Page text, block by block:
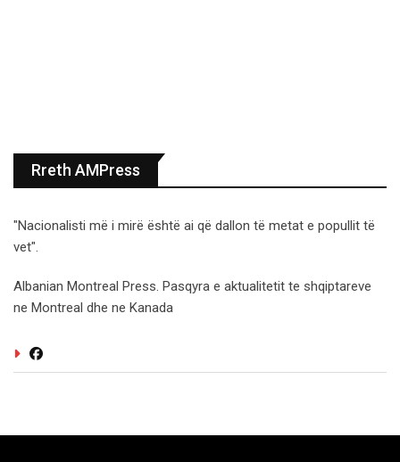
Rreth AMPress
"Nacionalisti më i mirë është ai që dallon të metat e popullit të
vet".
Albanian Montreal Press. Pasqyra e aktualitetit te shqiptareve
ne Montreal dhe ne Kanada